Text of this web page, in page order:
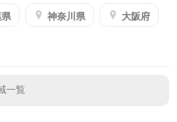
神奈川県 大阪府
一覧